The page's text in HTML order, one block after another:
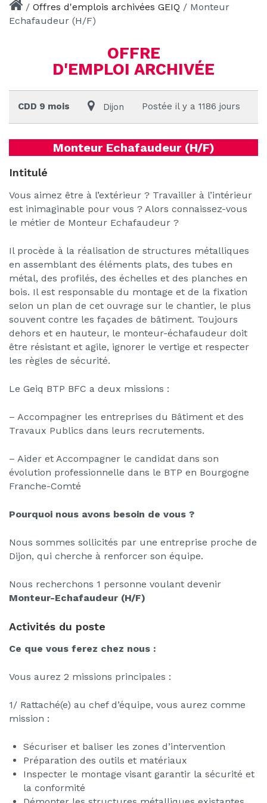
/ Offres d'emplois archivées GEIQ / Monteur
Echafaudeur (H/F)
OFFRE
D'EMPLOI ARCHIVÉE
CDD 9 mois Dijon Postée il y a 1186 jours
Monteur Echafaudeur (H/F)
Intitulé
Vous aimez être à l’extérieur ? Travailler à l’intérieur
est inimaginable pour vous ? Alors connaissez-vous
le métier de Monteur Echafaudeur ?
Il procède à la réalisation de structures métalliques
en assemblant des éléments plats, des tubes en
métal, des profilés, des échelles et des planches en
bois. Il est responsable du montage et de la fixation
selon un plan de cet ouvrage sur le chantier, le plus
souvent contre les façades de bâtiment. Toujours
dehors et en hauteur, le monteur-échafaudeur doit
être résistant et agile, ignorer le vertige et respecter
les règles de sécurité.
Le Geiq BTP BFC a deux missions :
– Accompagner les entreprises du Bâtiment et des
Travaux Publics dans leurs recrutements.
– Aider et Accompagner le candidat dans son
évolution professionnelle dans le BTP en Bourgogne
Franche-Comté
Pourquoi nous avons besoin de vous ?
Nous sommes sollicités par une entreprise proche de
Dijon, qui cherche à renforcer son équipe.
Nous recherchons 1 personne voulant devenir
Monteur-Echafaudeur (H/F)
Activités du poste
Ce que vous ferez chez nous :
Vous aurez 2 missions principales :
1/ Rattaché(e) au chef d’équipe, vous aurez comme
mission :
Sécuriser et baliser les zones d’intervention
Préparation des outils et matériaux
Inspecter le montage visant garantir la sécurité et
la conformité